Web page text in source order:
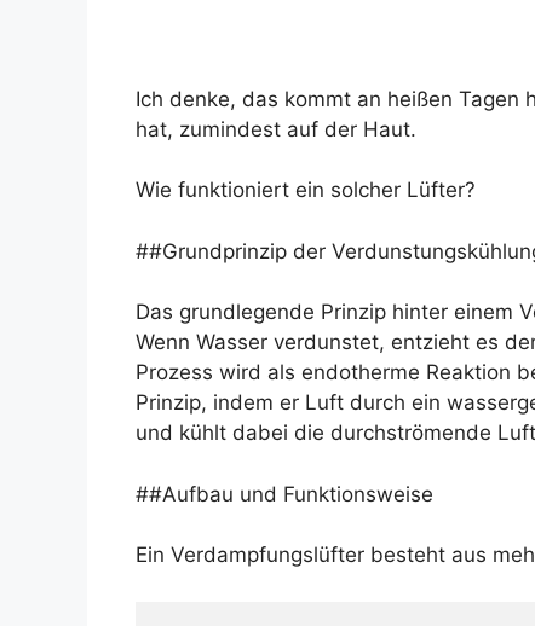
Ich denke, das kommt an heißen Tagen
hat, zumindest auf der Haut.
Wie funktioniert ein solcher Lüfter?
##Grundprinzip der
Das grundlegende Prinzip hinter einem
Wenn Wasser verdunstet, entzieht es
Prozess wird als endotherme Reaktion
Prinzip, indem er Luft durch ein
und kühlt dabei die durchströmende
##Aufbau und Funktionsweise
Ein Verdampfungslüfter besteht aus